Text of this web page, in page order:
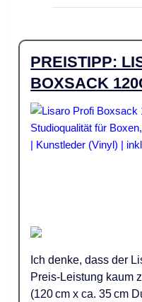
PREISTIPP:
BOXSACK
Ich denke, dass der
Preis-Leistung kaum
(120 cm x ca. 35 cm